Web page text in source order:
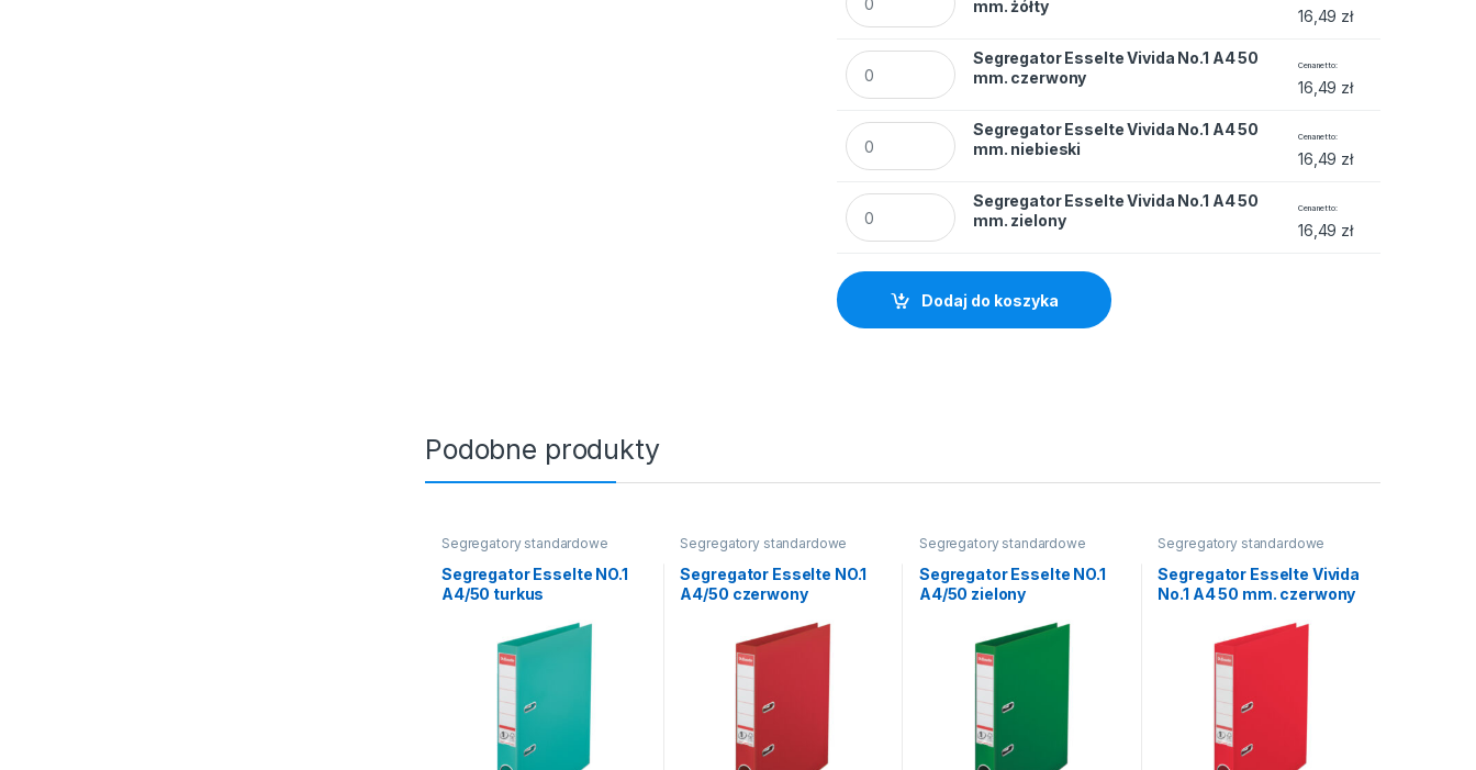
mm. żółty
16,49 zł
Segregator Esselte Vivida No.1 A4 50 mm. czerwony quantity
Segregator Esselte Vivida No.1 A4 50
mm. czerwony
Cena netto
16,49 zł
Segregator Esselte Vivida No.1 A4 50 mm. niebieski quantity
Segregator Esselte Vivida No.1 A4 50
mm. niebieski
Cena netto
16,49 zł
Segregator Esselte Vivida No.1 A4 50 mm. zielony quantity
Segregator Esselte Vivida No.1 A4 50
mm. zielony
Cena netto
16,49 zł
Dodaj do koszyka
Podobne produkty
Segregatory standardowe
Segregator Esselte NO.1
A4/50 turkus
Segregatory standardowe
Segregator Esselte NO.1
A4/50 czerwony
Segregatory standardowe
Segregator Esselte NO.1
A4/50 zielony
Segregatory standardowe
Segregator Esselte Vivida
No.1 A4 50 mm. czerwony